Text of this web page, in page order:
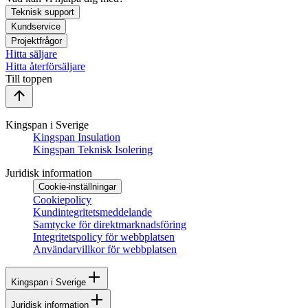
Teknisk support
Kundservice
Projektfrågor
Hitta säljare
Hitta återförsäljare
Till toppen
Kingspan i Sverige
Kingspan Insulation
Kingspan Teknisk Isolering
Juridisk information
Cookie-inställningar
Cookiepolicy
Kundintegritetsmeddelande
Samtycke för direktmarknadsföring
Integritetspolicy för webbplatsen
Användarvillkor för webbplatsen
Kingspan i Sverige
Juridisk information